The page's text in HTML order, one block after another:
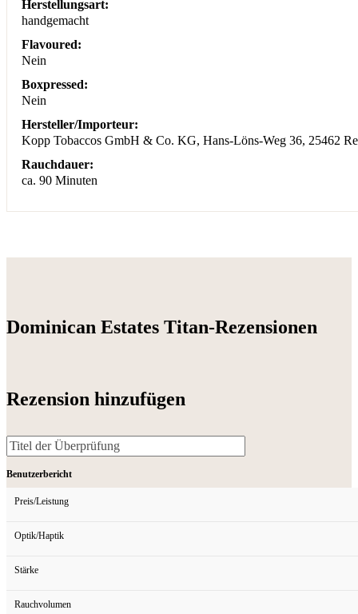
Herstellungsart:
handgemacht
Flavoured:
Nein
Boxpressed:
Nein
Hersteller/Importeur:
Kopp Tobaccos GmbH & Co. KG, Hans-Löns-Weg 36, 25462
Rauchdauer:
ca. 90 Minuten
Dominican Estates Titan-Rezensionen
Rezension hinzufügen
Benutzerbericht
Preis/Leistung
Optik/Haptik
Stärke
Rauchvolumen